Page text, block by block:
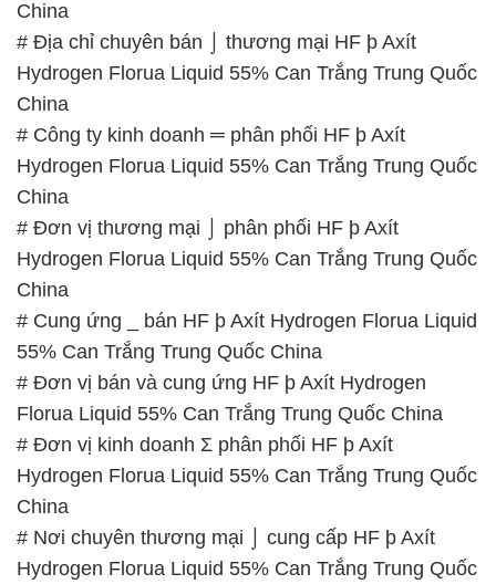
China
# Địa chỉ chuyên bán ⌡ thương mại HF þ Axít
Hydrogen Florua Liquid 55% Can Trắng Trung Quốc
China
# Công ty kinh doanh ═ phân phối HF þ Axít
Hydrogen Florua Liquid 55% Can Trắng Trung Quốc
China
# Đơn vị thương mại ⌡ phân phối HF þ Axít
Hydrogen Florua Liquid 55% Can Trắng Trung Quốc
China
# Cung ứng _ bán HF þ Axít Hydrogen Florua Liquid
55% Can Trắng Trung Quốc China
# Đơn vị bán và cung ứng HF þ Axít Hydrogen
Florua Liquid 55% Can Trắng Trung Quốc China
# Đơn vị kinh doanh Σ phân phối HF þ Axít
Hydrogen Florua Liquid 55% Can Trắng Trung Quốc
China
# Nơi chuyên thương mại ⌡ cung cấp HF þ Axít
Hydrogen Florua Liquid 55% Can Trắng Trung Quốc